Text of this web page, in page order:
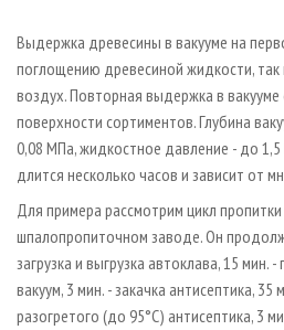
Выдержка древесины в вакууме на
поглощению древесиной жидкости, так
воздух. Повторная выдержка в
поверхности сортиментов. Глубина
0,08 МПа, жидкостное давление - до
длится несколько часов и зависит от
Для примера рассмотрим цикл
шпалопропиточном заводе. Он
загрузка и выгрузка автоклава, 15 мин.
вакуум, 3 мин. - закачка антисептика,
разогретого (до 95°C) антисептика, 3